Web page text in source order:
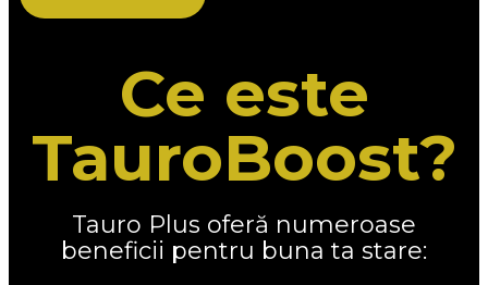
Ce este
TauroBoost?
Tauro Plus oferă numeroase
beneficii pentru buna ta stare: